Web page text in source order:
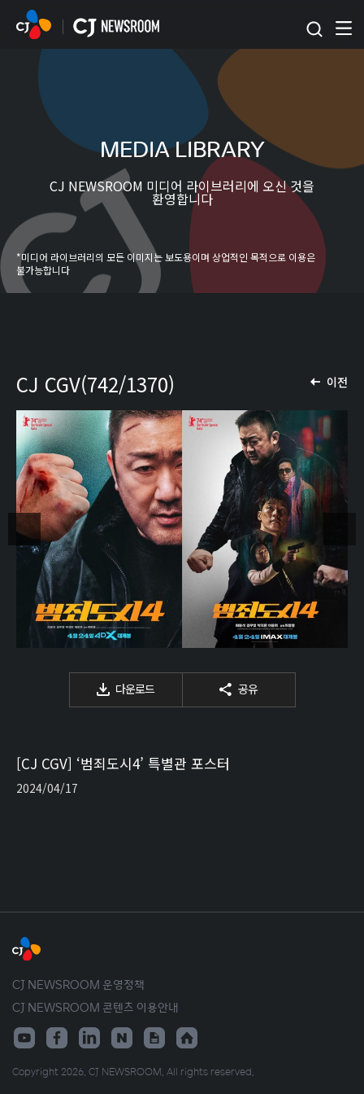
본문 바로가기
MEDIA LIBRARY
CJ NEWSROOM 미디어 라이브러리에 오신 것을
환영합니다
*미디어 라이브러리의 모든 이미지는 보도용이며 상업적인 목적으로 이용은
불가능합니다
이전
CJ CGV(742/1370)
다운로드 공유
[CJ CGV] ‘범죄도시4’ 특별관 포스터
2024/04/17
CJ NEWSROOM 운영정책
CJ NEWSROOM 콘텐츠 이용안내
Copyright 2026. CJ NEWSROOM. All rights reserved.